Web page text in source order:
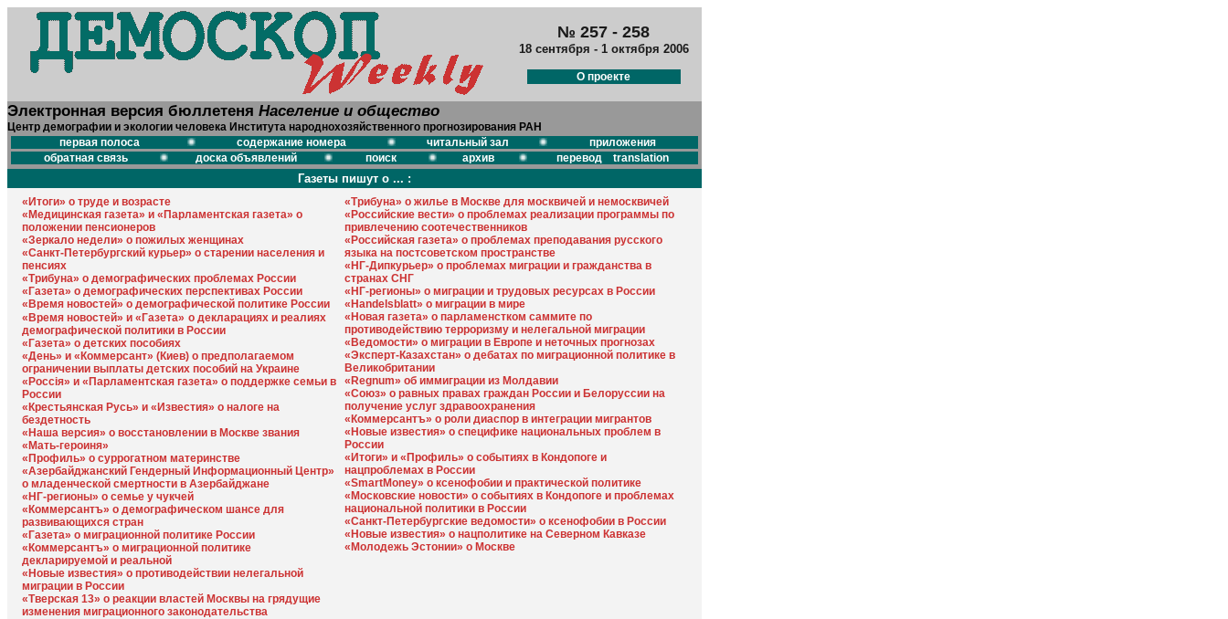
№ 257 - 258
18 сентября - 1 октября 2006
О проекте
Электронная версия бюллетеня Население и общество
Центр демографии и экологии человека Института народнохозяйственного прогнозирования РАН
первая полоса
содержание номера читальный зал
приложения
обратная связь
доска объявлений поиск архив перевод translation
Газеты пишут о ... :
«Итоги» о труде и возрасте
«Медицинская газета» и «Парламентская газета» о
положении пенсионеров
«Зеркало недели» о пожилых женщинах
«Санкт-Петербургский курьер» о старении населения и
пенсиях
«Трибуна» о демографических проблемах России
«Газета» о демографических перспективах России
«Время новостей» о демографической политике России
«Время новостей» и «Газета» о декларациях и реалиях
демографической политики в России
«Газета» о детских пособиях
«День» и «Коммерсант» (Киев) о предполагаемом
ограничении выплаты детских пособий на Украине
«Россiя» и «Парламентская газета» о поддержке семьи в
России
«Крестьянская Русь» и «Известия» о налоге на
бездетность
«Наша версия» о восстановлении в Москве звания
«Мать-героиня»
«Профиль» о суррогатном материнстве
«Азербайджанский Гендерный Информационный Центр»
о младенческой смертности в Азербайджане
«НГ-регионы» о семье у чукчей
«Коммерсантъ» о демографическом шансе для
развивающихся стран
«Газета» о миграционной политике России
«Коммерсантъ» о миграционной политике
декларируемой и реальной
«Новые известия» о противодействии нелегальной
миграции в России
«Тверская 13» о реакции властей Москвы на грядущие
изменения миграционного законодательства
«Трибуна» о жилье в Москве для москвичей и немосквичей
«Российские вести» о проблемах реализации программы по
привлечению соотечественников
«Российская газета» о проблемах преподавания русского
языка на постсоветском пространстве
«НГ-Дипкурьер» о проблемах миграции и гражданства в
странах СНГ
«НГ-регионы» о миграции и трудовых ресурсах в России
«Handelsblatt» о миграции в мире
«Новая газета» о парламенстком саммите по
противодействию терроризму и нелегальной миграции
«Ведомости» о миграции в Европе и неточных прогнозах
«Эксперт-Казахстан» о дебатах по миграционной политике в
Великобритании
«Regnum» об иммиграции из Молдавии
«Союз» о равных правах граждан России и Белоруссии на
получение услуг здравоохранения
«Коммерсантъ» о роли диаспор в интеграции мигрантов
«Новые известия» о специфике национальных проблем в
России
«Итоги» и «Профиль» о событиях в Кондопоге и
нацпроблемах в России
«SmartMoney» о ксенофобии и практической политике
«Московские новости» о событиях в Кондопоге и проблемах
национальной политики в России
«Санкт-Петербургские ведомости» о ксенофобии в России
«Новые известия» о нацполитике на Северном Кавказе
«Молодежь Эстонии» о Москве